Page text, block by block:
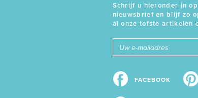
Schrijf u hieronder in op
nieuwsbrief en blijf zo
al onze tofste artikelen
mailadres
FACEBOOK